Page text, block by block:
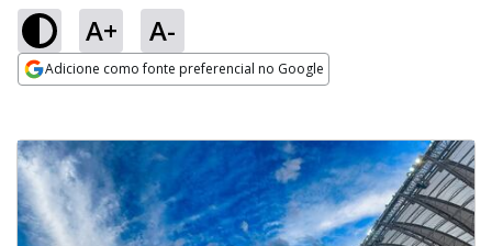
A+ A-
Adicione como fonte preferencial no Google